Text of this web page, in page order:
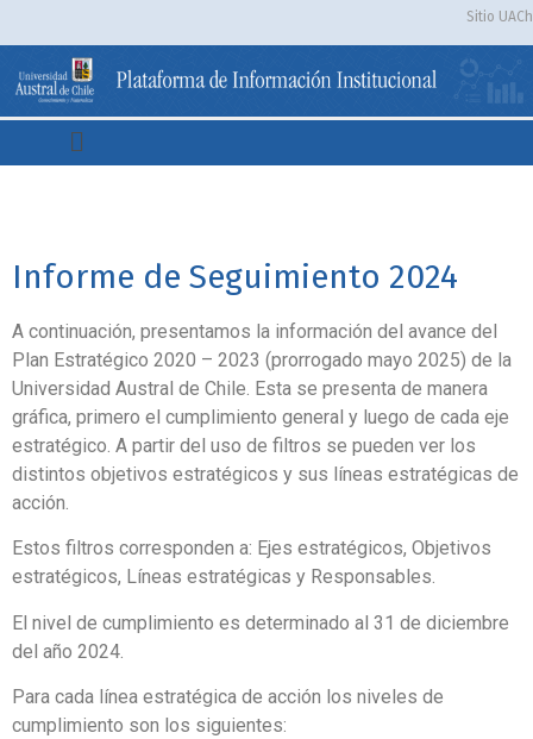
Sitio UACh
Informe de Seguimiento 2024
A continuación, presentamos la información del avance del
Plan Estratégico 2020 – 2023 (prorrogado mayo 2025) de la
Universidad Austral de Chile. Esta se presenta de manera
gráfica, primero el cumplimiento general y luego de cada eje
estratégico. A partir del uso de filtros se pueden ver los
distintos objetivos estratégicos y sus líneas estratégicas de
acción.
Estos filtros corresponden a: Ejes estratégicos, Objetivos
estratégicos, Líneas estratégicas y Responsables.
El nivel de cumplimiento es determinado al 31 de diciembre
del año 2024.
Para cada línea estratégica de acción los niveles de
cumplimiento son los siguientes: